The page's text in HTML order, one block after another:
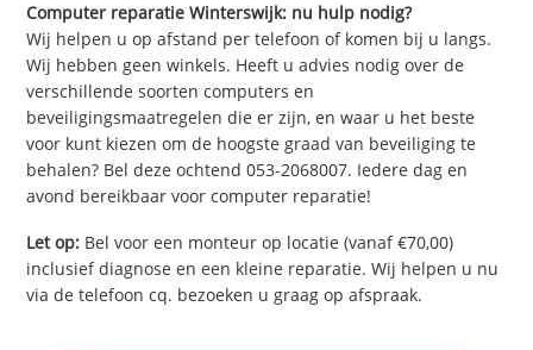
Computer reparatie Winterswijk: nu hulp nodig?
Wij helpen u op afstand per telefoon of komen bij u langs.
Wij hebben geen winkels. Heeft u advies nodig over de
verschillende soorten computers en
beveiligingsmaatregelen die er zijn, en waar u het beste
voor kunt kiezen om de hoogste graad van beveiliging te
behalen? Bel deze ochtend 053-2068007. Iedere dag en
avond bereikbaar voor computer reparatie!
Let op: Bel voor een monteur op locatie (vanaf €70,00)
inclusief diagnose en een kleine reparatie. Wij helpen u nu
via de telefoon cq. bezoeken u graag op afspraak.